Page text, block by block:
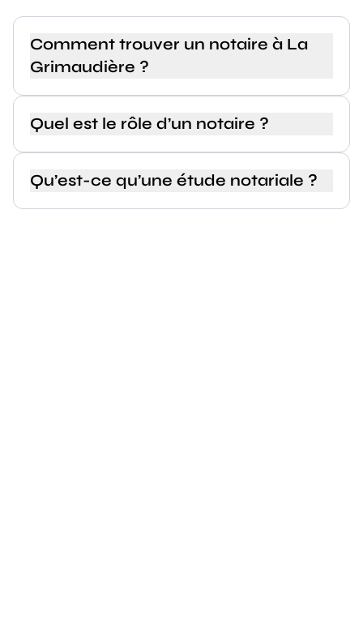
Comment trouver un notaire à La
Grimaudière ?
Quel est le rôle d’un notaire ?
Qu’est-ce qu’une étude notariale ?